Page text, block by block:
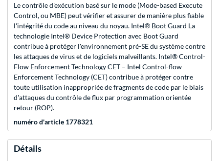
Le contrôle d'exécution basé sur le mode (Mode-based Execute
Control, ou MBE) peut vérifier et assurer de manière plus fiable
l'intégrité du code au niveau du noyau. Intel® Boot Guard La
technologie Intel® Device Protection avec Boot Guard
contribue à protéger l'environnement pré-SE du système contre
les attaques de virus et de logiciels malveillants. Intel® Control-
Flow Enforcement Technology CET – Intel Control-flow
Enforcement Technology (CET) contribue à protéger contre
toute utilisation inappropriée de fragments de code par le biais
d'attaques du contrôle de flux par programmation orientée
retour (ROP).
numéro d'article 1778321
Détails